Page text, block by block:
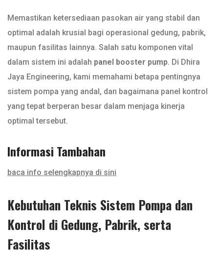
Memastikan ketersediaan pasokan air yang stabil dan
optimal adalah krusial bagi operasional gedung, pabrik,
maupun fasilitas lainnya. Salah satu komponen vital
dalam sistem ini adalah panel booster pump. Di Dhira
Jaya Engineering, kami memahami betapa pentingnya
sistem pompa yang andal, dan bagaimana panel kontrol
yang tepat berperan besar dalam menjaga kinerja
optimal tersebut.
Informasi Tambahan
baca info selengkapnya di sini
Kebutuhan Teknis Sistem Pompa dan
Kontrol di Gedung, Pabrik, serta
Fasilitas